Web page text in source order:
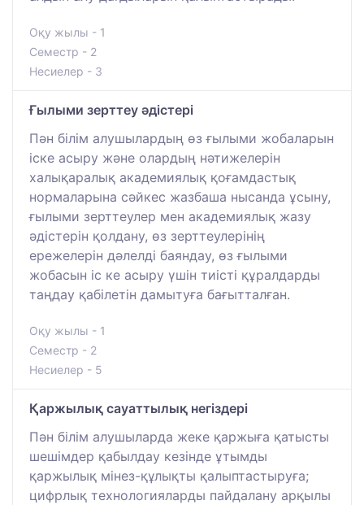
Оқу жылы - 1
Семестр - 2
Несиелер - 3
Ғылыми зерттеу әдістері
Пән білім алушылардың өз ғылыми жобаларын
іске асыру және олардың нәтижелерін
халықаралық академиялық қоғамдастық
нормаларына сәйкес жазбаша нысанда ұсыну,
ғылыми зерттеулер мен академиялық жазу
әдістерін қолдану, өз зерттеулерінің
ережелерін дәлелді баяндау, өз ғылыми
жобасын іс ке асыру үшін тиісті құралдарды
таңдау қабілетін дамытуға бағытталған.
Оқу жылы - 1
Семестр - 2
Несиелер - 5
Қаржылық сауаттылық негіздері
Пән білім алушыларда жеке қаржыға қатысты
шешімдер қабылдау кезінде ұтымды
қаржылық мінез-құлықты қалыптастыруға;
цифрлық технологияларды пайдалану арқылы